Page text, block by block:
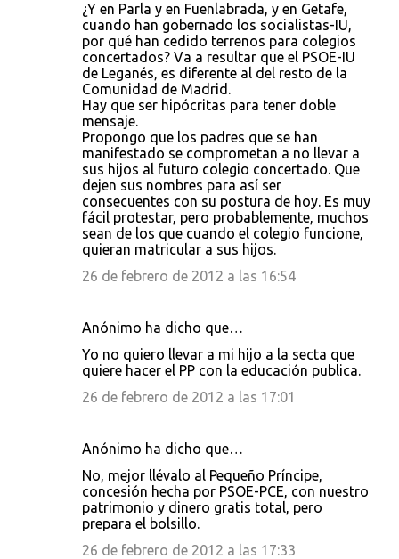
¿Y en Parla y en Fuenlabrada, y en Getafe,
cuando han gobernado los socialistas-IU,
por qué han cedido terrenos para colegios
concertados? Va a resultar que el PSOE-IU
de Leganés, es diferente al del resto de la
Comunidad de Madrid.
Hay que ser hipócritas para tener doble
mensaje.
Propongo que los padres que se han
manifestado se comprometan a no llevar a
sus hijos al futuro colegio concertado. Que
dejen sus nombres para así ser
consecuentes con su postura de hoy. Es muy
fácil protestar, pero probablemente, muchos
sean de los que cuando el colegio funcione,
quieran matricular a sus hijos.
26 de febrero de 2012 a las 16:54
Anónimo ha dicho que…
Yo no quiero llevar a mi hijo a la secta que
quiere hacer el PP con la educación publica.
26 de febrero de 2012 a las 17:01
Anónimo ha dicho que…
No, mejor llévalo al Pequeño Príncipe,
concesión hecha por PSOE-PCE, con nuestro
patrimonio y dinero gratis total, pero
prepara el bolsillo.
26 de febrero de 2012 a las 17:33